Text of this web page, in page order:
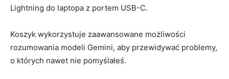
Lightning do laptopa z portem USB-C.
Koszyk wykorzystuje zaawansowane możliwości
rozumowania modeli Gemini, aby przewidywać problemy,
o których nawet nie pomyślałeś.